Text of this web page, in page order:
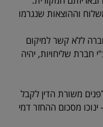
וההוצאות שנגרמו
ללא קשר למיקום
שליחויות, יהיה
משורת הדין לקבל
מסכום ההחזר דמי